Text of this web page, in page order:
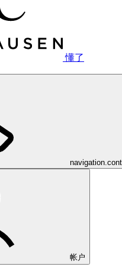
懂了
帐户